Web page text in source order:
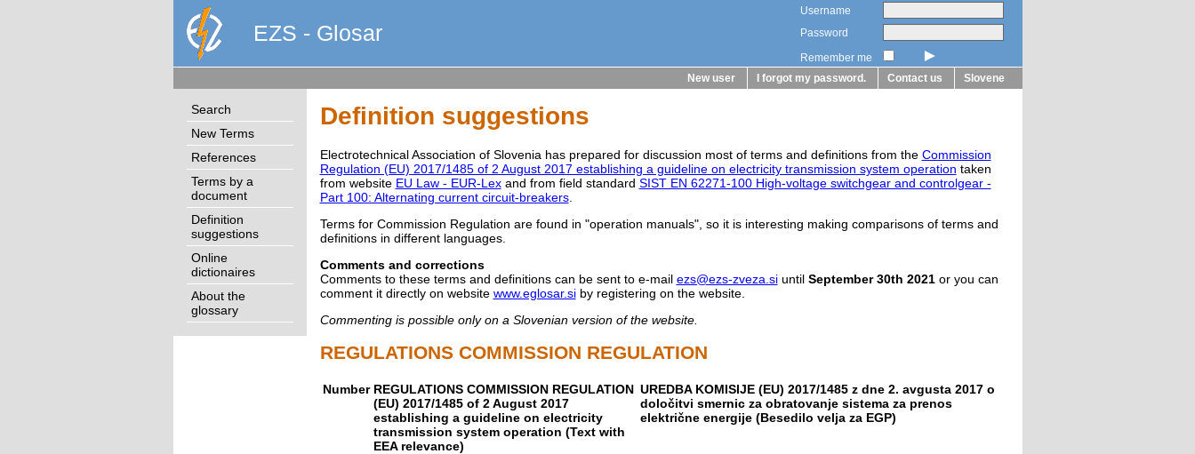
Username
Password
Remember me
►
EZS - Glosar
New user I forgot my password. Contact us Slovene
Search
New Terms
References
Terms by a
document
Definition
suggestions
Online
dictionaires
About the
glossary
Definition suggestions
Electrotechnical Association of Slovenia has prepared for discussion most of terms and definitions from the Commission
Regulation (EU) 2017/1485 of 2 August 2017 establishing a guideline on electricity transmission system operation taken
from website EU Law - EUR-Lexand from field standard SIST EN 62271-100 High-voltage switchgear and controlgear -
Part 100: Alternating current circuit-breakers.
Terms for Commission Regulation are found in "operation manuals", so it is interesting making comparisons of terms and
definitions in different languages.
Comments and corrections
Comments to these terms and definitions can be sent to e-mail ezs@ezs-zveza.siuntilSeptember 30th 2021or you can
comment it directly on website www.eglosar.siby registering on the website.
Commenting is possible only on a Slovenian version of the website.
REGULATIONS COMMISSION REGULATION
Number REGULATIONS COMMISSION REGULATION
(EU) 2017/1485 of 2 August 2017
establishing a guideline on electricity
transmission system operation (Text with
EEA relevance)
UREDBA KOMISIJE (EU) 2017/1485 z dne 2. avgusta 2017 o
določitvi smernic za obratovanje sistema za prenos
električne energije (Besedilo velja za EGP)